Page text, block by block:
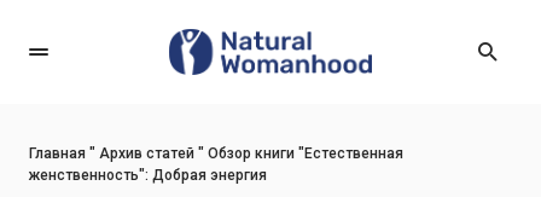
Главная " Архив статей " Обзор книги "Естественная
женственность": Добрая энергия